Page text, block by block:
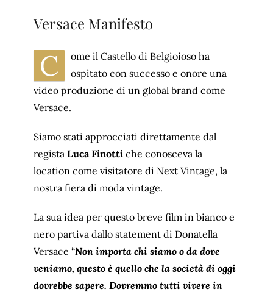
Versace Manifesto
C
ome il Castello di Belgioioso ha
ospitato con successo e onore una
video produzione di un global brand come
Versace.
Siamo stati approcciati direttamente dal
regista Luca Finotti che conosceva la
location come visitatore di Next Vintage, la
nostra fiera di moda vintage.
La sua idea per questo breve film in bianco e
nero partiva dallo statement di Donatella
Versace “Non importa chi siamo o da dove
veniamo, questo è quello che la società di oggi
dovrebbe sapere. Dovremmo tutti vivere in